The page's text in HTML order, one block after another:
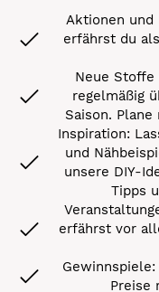
Aktionen und
erfährst du
Neue
regelmäßig
Saison.
Inspiration:
und
unsere DIY-
Tipps
erfährst vor
Preise